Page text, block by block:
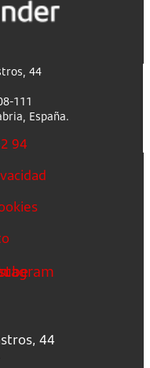
44
111
España.
94
44